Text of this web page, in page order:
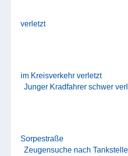
verletzt
im Kreisverkehr verletzt
Junger Kradfahrer schwer
Sorpestraße
Zeugensuche nach